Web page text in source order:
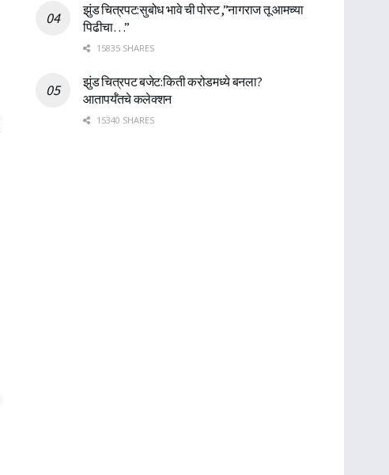
झुंड चित्रपट:सुबोध भावे ची पोस्ट ,”नागराज तू आमच्या
पिढीचा…”
15835 SHARES
झुंड चित्रपट बजेट:किती करोडमध्ये बनला?
आतापर्यँतचे कलेक्शन
15340 SHARES